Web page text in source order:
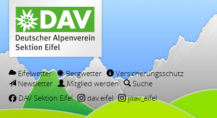
Eifelwetter Bergwetter
Versicherungsschutz
Newsletter
Mitglied werden
Suche
DAV Sektion Eifel
dav.eifel jdav_eifel